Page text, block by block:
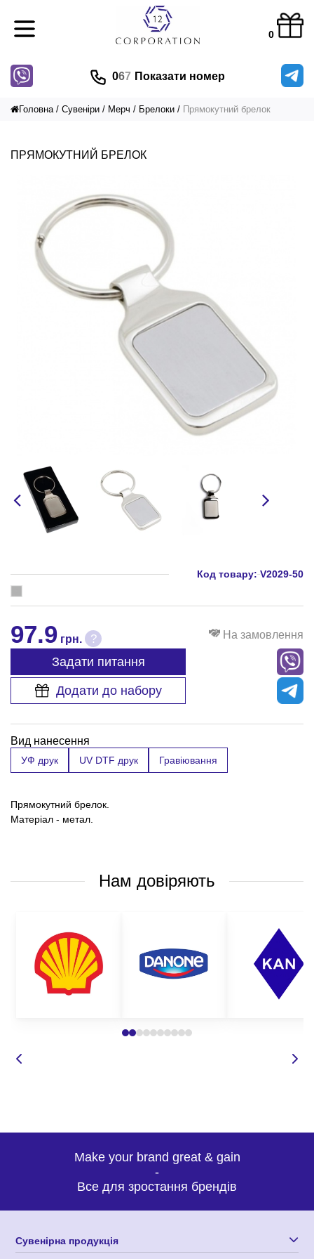
0
067 Показати номер
Головна Сувеніри Мерч Брелоки Прямокутний брелок
ПРЯМОКУТНИЙ БРЕЛОК
Код товару: V2029-50
97.9 грн. ? На замовлення
Задати питання
Додати до набору
Вид нанесення
УФ друк UV DTF друк Гравіювання
Прямокутний брелок.
Матеріал - метал.
Нам довіряють
Make your brand great & gain
-
Все для зростання брендів
Сувенірна продукція